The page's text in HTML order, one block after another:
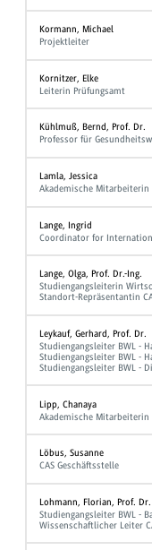
Kormann, Michael
Projektleiter
Kornitzer, Elke
Leiterin Prüfungsamt
Kühlmuß, Bernd, Prof. Dr.
Professor für
Lamla, Jessica
Akademische Mitarbeiterin
Lange, Ingrid
Coordinator for
Lange, Olga, Prof. Dr.-Ing.
Studiengangsleiterin
Standort-Repräsentantin
Leykauf, Gerhard, Prof. Dr.
Studiengangsleiter BWL -
Studiengangsleiter BWL -
Studiengangsleiter BWL -
Lipp, Chanaya
Akademische Mitarbeiterin
Löbus, Susanne
CAS Geschäftsstelle
Lohmann, Florian, Prof. Dr.
Studiengangsleiter BWL -
Wissenschaftlicher Leiter